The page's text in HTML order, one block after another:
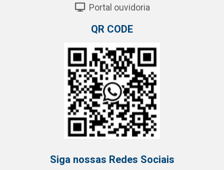
Portal ouvidoria
QR CODE
Siga nossas Redes Sociais